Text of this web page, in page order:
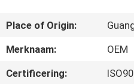
ONS
Place of Origin:
Merknaam:
OEM
Certificering: